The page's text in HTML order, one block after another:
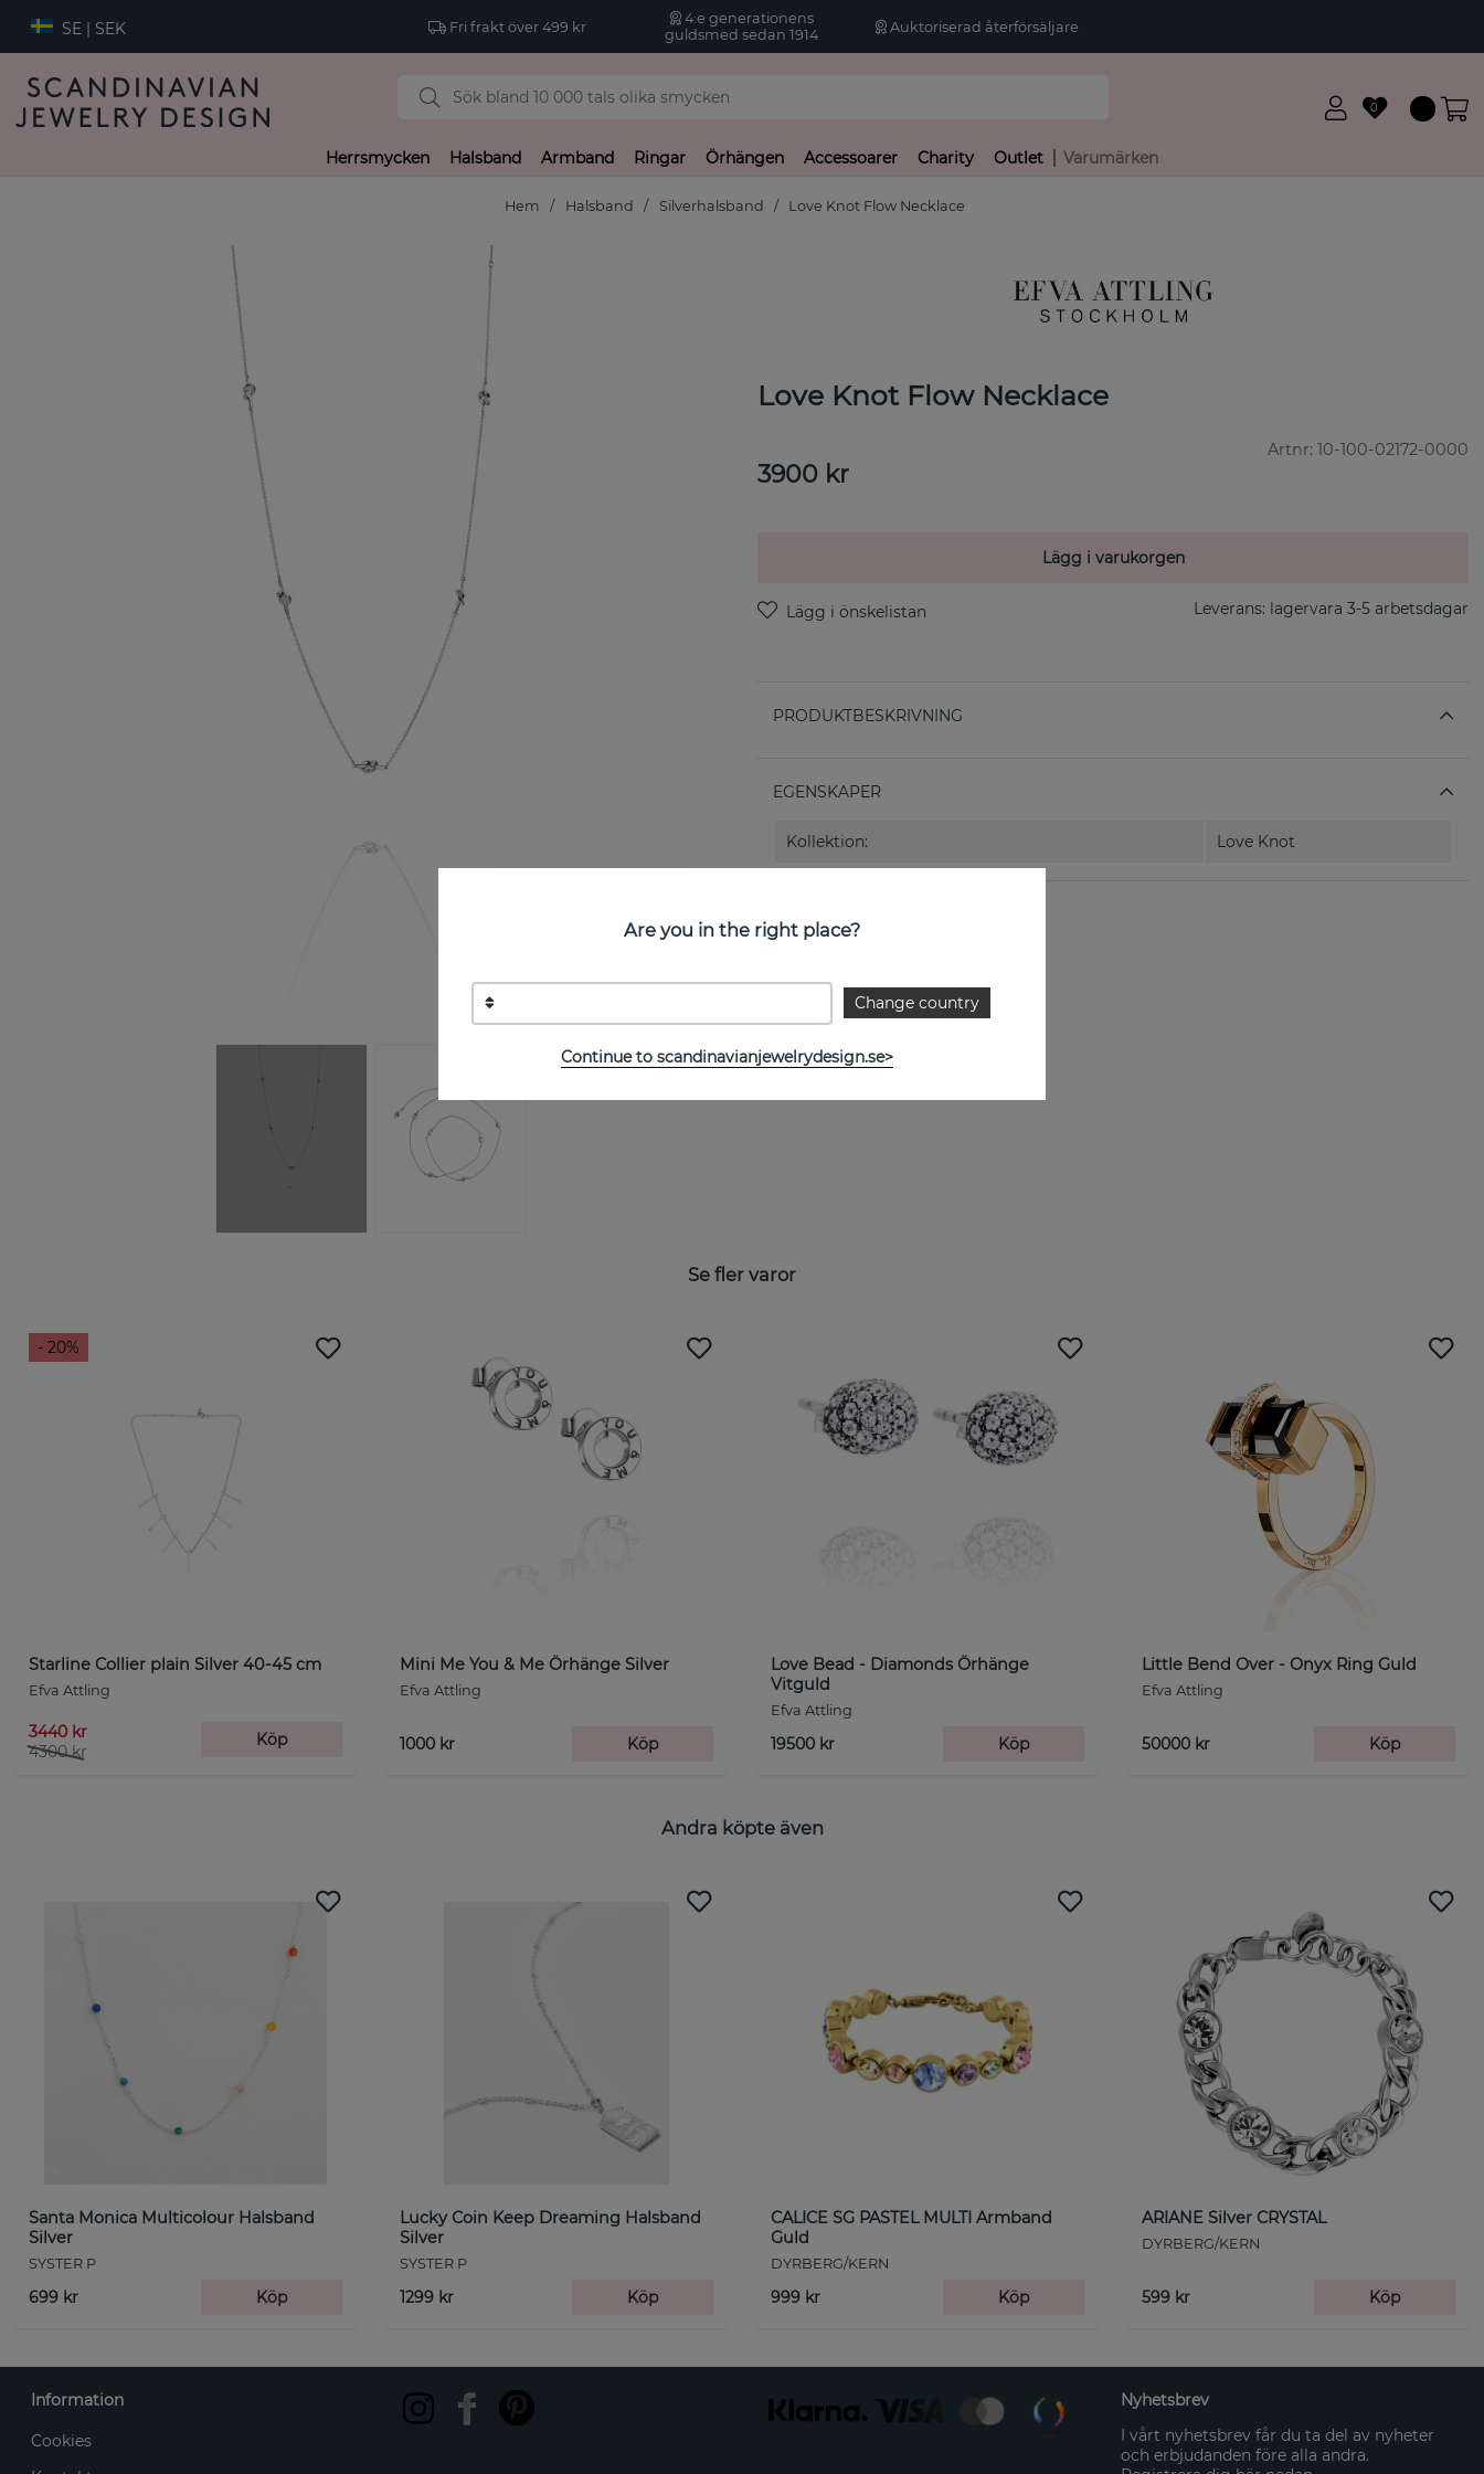
SE | SEK Fri frakt över 499 kr
4:e generationens
guldsmed sedan 1914
Auktoriserad återförsäljare
0
Herrsmycken Halsband Armband Ringar Örhängen Accessoarer Charity Outlet Varumärken
Hem Halsband Silverhalsband Love Knot Flow Necklace
Love Knot Flow Necklace
Artnr: 10-100-02172-0000
3900 kr
Lägg i varukorgen
Leverans: lagervara 3-5 arbetsdagar
PRODUKTBESKRIVNING
EGENSKAPER
Kollektion: Love Knot
Se fler varor
- 20%
Starline Collier plain Silver 40-45 cm
Efva Attling
3440 kr
4300 kr
Köp
Mini Me You & Me Örhänge Silver
Efva Attling
1000 kr Köp
Love Bead - Diamonds Örhänge
Vitguld
Efva Attling
19500 kr Köp
Little Bend Over - Onyx Ring Guld
Efva Attling
50000 kr Köp
Andra köpte även
Santa Monica Multicolour Halsband
Silver
SYSTER P
699 kr Köp
Lucky Coin Keep Dreaming Halsband
Silver
SYSTER P
1299 kr Köp
CALICE SG PASTEL MULTI Armband
Guld
DYRBERG/KERN
999 kr Köp
ARIANE Silver CRYSTAL
DYRBERG/KERN
599 kr Köp
Are you in the right place?
Change country
Continue to scandinavianjewelrydesign.se>
Information
Cookies
Nyhetsbrev
I vårt nyhetsbrev får du ta del av nyheter
och erbjudanden före alla andra.